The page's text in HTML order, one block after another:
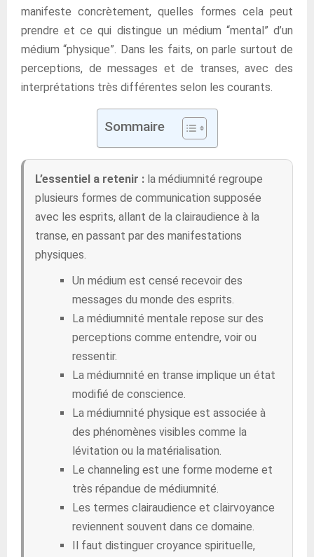
manifeste concrètement, quelles formes cela peut
prendre et ce qui distingue un médium “mental” d’un
médium “physique”. Dans les faits, on parle surtout de
perceptions, de messages et de transes, avec des
interprétations très différentes selon les courants.
Sommaire
L’essentiel a retenir : la médiumnité regroupe
plusieurs formes de communication supposée
avec les esprits, allant de la clairaudience à la
transe, en passant par des manifestations
physiques.
Un médium est censé recevoir des
messages du monde des esprits.
La médiumnité mentale repose sur des
perceptions comme entendre, voir ou
ressentir.
La médiumnité en transe implique un état
modifié de conscience.
La médiumnité physique est associée à
des phénomènes visibles comme la
lévitation ou la matérialisation.
Le channeling est une forme moderne et
très répandue de médiumnité.
Les termes clairaudience et clairvoyance
reviennent souvent dans ce domaine.
Il faut distinguer croyance spirituelle,